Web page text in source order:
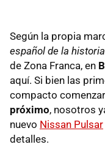
Según la propia
español de la historia
de Zona Franca, en
aquí. Si bien las
compacto
próximo, nosotros
nuevo Nissan Pulsar
detalles.